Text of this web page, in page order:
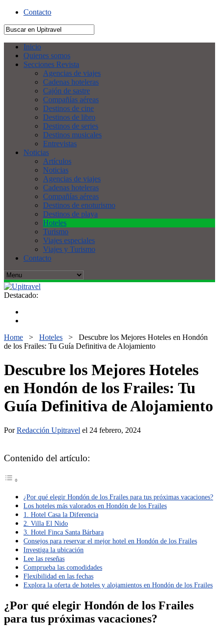
Contacto
Inicio
Quienes somos
Secciones Revista
Agencias de viajes
Cadenas hoteleras
Cajón de sastre
Compañías aéreas
Destinos de cine
Destinos de libro
Destinos de series
Destinos musicales
Entrevistas
Noticias
Artículos
Noticias
Agencias de viajes
Cadenas hoteleras
Compañías aéreas
Destinos de enoturismo
Destinos de playa
Hoteles
Turismo
Viajes especiales
Viajes y Turismo
Contacto
Destacado:
Home > Hoteles > Descubre los Mejores Hoteles en Hondón
de los Frailes: Tu Guía Definitiva de Alojamiento
Descubre los Mejores Hoteles
en Hondón de los Frailes: Tu
Guía Definitiva de Alojamiento
PorRedacción Upitravel el 24 febrero, 2024
Contenido del artículo:
¿Por qué elegir Hondón de los Frailes para tus próximas vacaciones?
Los hoteles más valorados en Hondón de los Frailes
1. Hotel Casa la Diferencia
2. Villa El Nido
3. Hotel Finca Santa Bárbara
Consejos para reservar el mejor hotel en Hondón de los Frailes
Investiga la ubicación
Lee las reseñas
Comprueba las comodidades
Flexibilidad en las fechas
Explora la oferta de hoteles y alojamientos en Hondón de los Frailes
¿Por qué elegir Hondón de los Frailes
para tus próximas vacaciones?